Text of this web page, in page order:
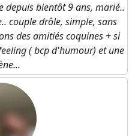
depuis bientôt 9 ans, marié..
couple drôle, simple, sans
des amitiés coquines + si
( bcp d'humour) et une